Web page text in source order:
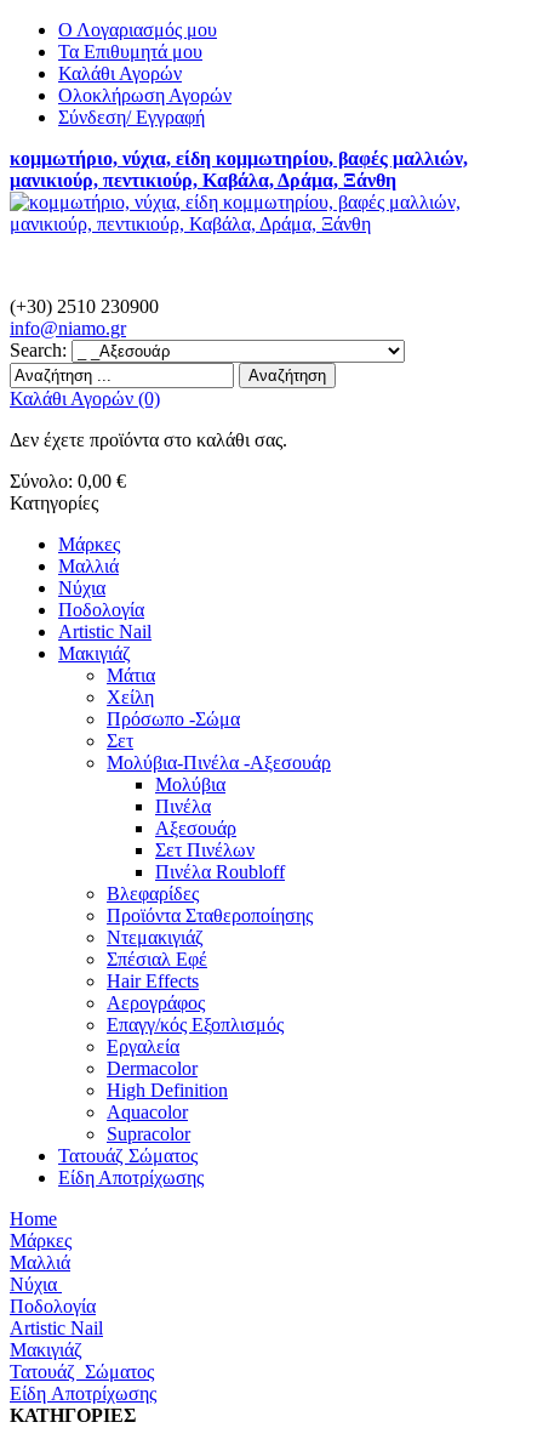
Ο Λογαριασμός μου
Τα Επιθυμητά μου
Καλάθι Αγορών
Ολοκλήρωση Αγορών
Σύνδεση/ Εγγραφή
κομμωτήριο, νύχια, είδη κομμωτηρίου, βαφές μαλλιών,
μανικιούρ, πεντικιούρ, Καβάλα, Δράμα, Ξάνθη
(+30) 2510 230900
info@niamo.gr
Search:
Αναζήτηση
Καλάθι Αγορών (0)
Δεν έχετε προϊόντα στο καλάθι σας.
Σύνολο: 0,00 €
Κατηγορίες
Μάρκες
Μαλλιά
Νύχια
Ποδολογία
Artistic Nail
Μακιγιάζ
Μάτια
Χείλη
Πρόσωπο -Σώμα
Σετ
Μολύβια-Πινέλα -Αξεσουάρ
Μολύβια
Πινέλα
Αξεσουάρ
Σετ Πινέλων
Πινέλα Roubloff
Βλεφαρίδες
Προϊόντα Σταθεροποίησης
Ντεμακιγιάζ
Σπέσιαλ Εφέ
Hair Effects
Αερογράφος
Επαγγ/κός Εξοπλισμός
Εργαλεία
Dermacolor
High Definition
Aquacolor
Supracolor
Τατουάζ Σώματος
Είδη Αποτρίχωσης
Home
Μάρκες
Μαλλιά
Νύχια
Ποδολογία
Artistic Nail
Μακιγιάζ
Τατουάζ Σώματος
Είδη Αποτρίχωσης
ΚΑΤΗΓΟΡΙΕΣ